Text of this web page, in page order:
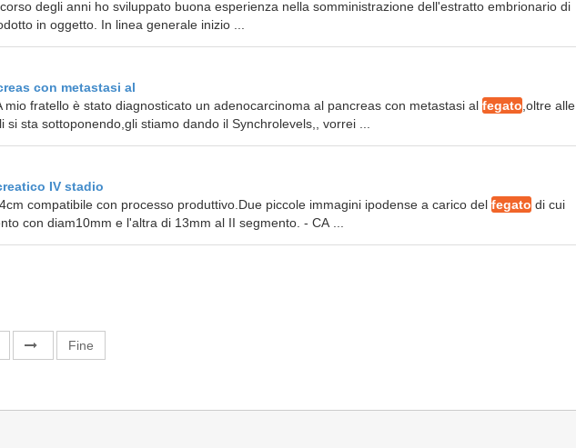
degli anni ho sviluppato buona esperienza nella somministrazione dell'estratto embrionario di
in oggetto. In linea generale inizio ...
con metastasi al
mio fratello è stato diagnosticato un adenocarcinoma al pancreas con metastasi al fegato ,oltre alle
si sta sottoponendo,gli stiamo dando il Synchrolevels,, vorrei ...
IV stadio
compatibile con processo produttivo.Due piccole immagini ipodense a carico del fegato di cui
con diam10mm e l'altra di 13mm al II segmento. - CA ...
Fine